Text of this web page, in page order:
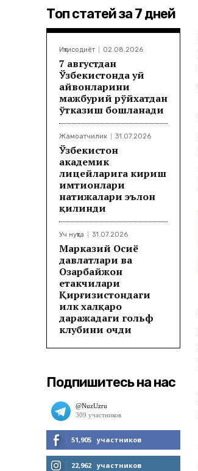
Топ статей за 7 дней
Иқтисодиёт 02.08.2026
7 августдан
Ўзбекистонда уй
ҳайвонларини
мажбурий рўйхатдан
ўтказиш бошланади
Жамоатчилик 31.07.2026
Ўзбекистон
академик
лицейларига кириш
имтиҳонлари
натижалари эълон
қилинди
Уч нуқта 31.07.2026
Марказий Осиё
давлатлари ва
Озарбайжон
етакчилари
Қирғизистондаги
илк халқаро
даражадаги гольф
клубини очди
Подпишитесь на нас
51,905 участников
МНЕ НРАВИТСЯ
22,962 участников